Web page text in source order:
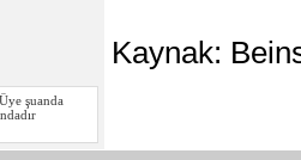
Kaynak: